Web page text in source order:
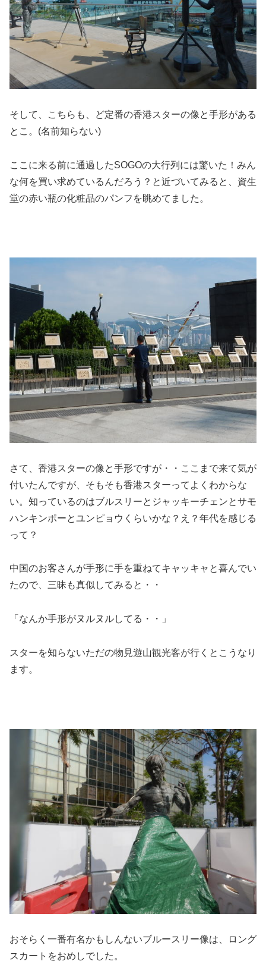
そして、こちらも、ど定番の香港スターの像と手形がある
とこ。(名前知らない)
ここに来る前に通過したSOGOの大行列には驚いた！みん
な何を買い求めているんだろう？と近づいてみると、資生
堂の赤い瓶の化粧品のパンフを眺めてました。
さて、香港スターの像と手形ですが・・ここまで来て気が
付いたんですが、そもそも香港スターってよくわからな
い。知っているのはブルスリーとジャッキーチェンとサモ
ハンキンポーとユンピョウくらいかな？え？年代を感じる
って？
中国のお客さんが手形に手を重ねてキャッキャと喜んでい
たので、三昧も真似してみると・・
「なんか手形がヌルヌルしてる・・」
スターを知らないただの物見遊山観光客が行くとこうなり
ます。
おそらく一番有名かもしんないブルースリー像は、ロング
スカートをおめしでした。